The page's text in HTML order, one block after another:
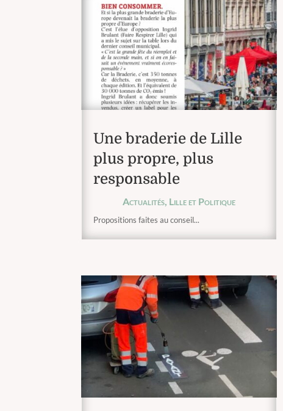
Une braderie de Lille
plus propre, plus
responsable
Actualités, Lille et Politique
Propositions faites au conseil...